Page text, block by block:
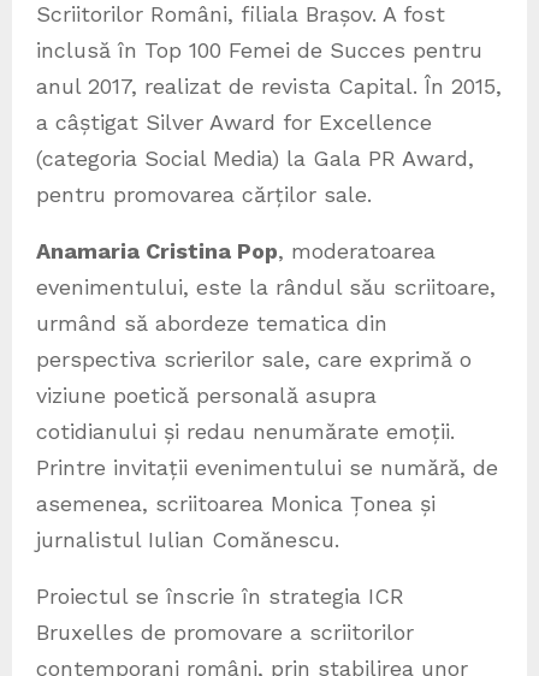
Scriitorilor Români, filiala Brașov. A fost
inclusă în Top 100 Femei de Succes pentru
anul 2017, realizat de revista Capital. În 2015,
a câștigat Silver Award for Excellence
(categoria Social Media) la Gala PR Award,
pentru promovarea cărților sale.
Anamaria Cristina Pop, moderatoarea
evenimentului, este la rândul său scriitoare,
urmând să abordeze tematica din
perspectiva scrierilor sale, care exprimă o
viziune poetică personală asupra
cotidianului și redau nenumărate emoții.
Printre invitații evenimentului se numără, de
asemenea, scriitoarea Monica Țonea și
jurnalistul Iulian Comănescu.
Proiectul se înscrie în strategia ICR
Bruxelles de promovare a scriitorilor
contemporani români, prin stabilirea unor